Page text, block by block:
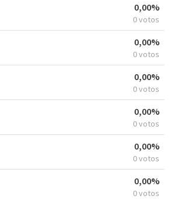
0,00%
0 votos
0,00%
0 votos
0,00%
0 votos
0,00%
0 votos
0,00%
0 votos
0,00%
0 votos